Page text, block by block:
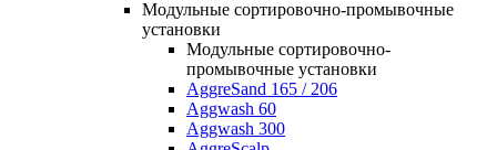
Модульные сортировочно-промывочные
установки
Модульные сортировочно-
промывочные установки
AggreSand 165 / 206
Aggwash 60
Aggwash 300